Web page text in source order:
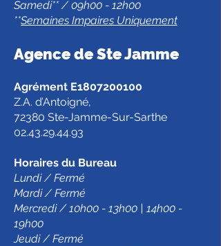
Samedi** / 09h00 - 12h00
**Semaines Impaires Uniquement
Agence de Ste Jamme
Agrément E1807200100
Z.A. d’Antoigné,
72380 Ste-Jamme-Sur-Sarthe
02.43.29.44.93
Horaires du Bureau
Lundi / Fermé
Mardi / Fermé
Mercredi / 10h00 - 13h00 | 14h00 -
19h00
Jeudi / Fermé